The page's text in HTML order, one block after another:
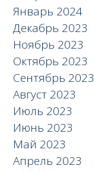
Январь 2024
Декабрь 2023
Ноябрь 2023
Октябрь 2023
Сентябрь 2023
Август 2023
Июль 2023
Июнь 2023
Май 2023
Апрель 2023